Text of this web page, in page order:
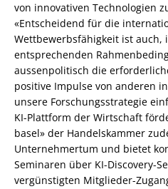
von innovativen Technologien
«Entscheidend für die
Wettbewerbsfähigkeit ist auch,
entsprechenden
aussenpolitisch die
positive Impulse von anderen
unsere Forschungsstrategie
KI-Plattform der Wirtschaft
basel» der Handelskammer
Unternehmertum und bietet
Seminaren über KI-Discovery-
vergünstigten Mitglieder-